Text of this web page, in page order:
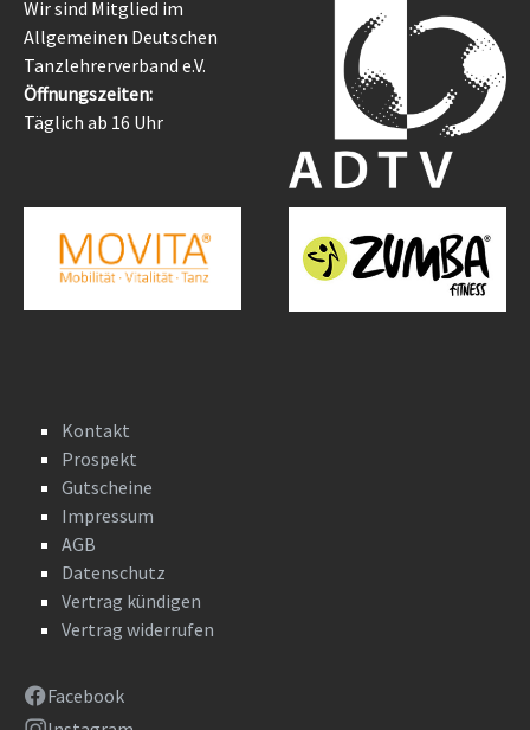
Wir sind Mitglied im
Allgemeinen Deutschen
Tanzlehrerverband e.V.
Öffnungszeiten:
Täglich ab 16 Uhr
Kontakt
Prospekt
Gutscheine
Impressum
AGB
Datenschutz
Vertrag kündigen
Vertrag widerrufen
Facebook